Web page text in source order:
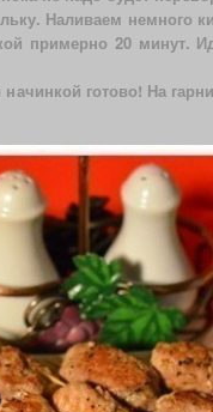
Наливаем немного
примерно 20 минут.
готово! На